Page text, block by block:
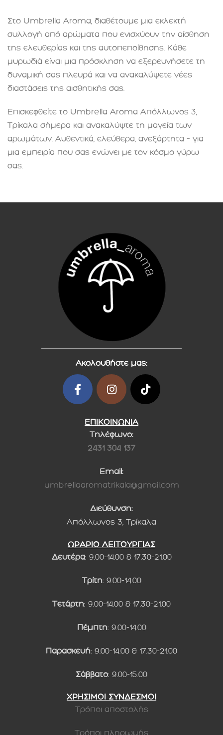
Στο Umbrella Aroma, διαθέτουμε μια εκλεκτή
συλλογή από αρώματα που ενισχύουν την αίσθηση
της ελευθερίας και της αυτοπεποίθησης. Κάθε
μυρωδιά είναι μια πρόσκληση να εξερευνήσετε τη
δυναμική σας πλευρά και να ανακαλύψετε νέες
διαστάσεις της αισθητικής σας.
Επισκεφθείτε το Umbrella Aroma Απόλλωνος 3,
Τρίκαλα σήμερα και ανακαλύψτε τη μαγεία των
αρωμάτων. Αυθεντικά, ελεύθερα, ανεξάρτητα – για
μια εμπειρία που σας ενώνει με τον κόσμο γύρω
σας.
Ακολουθήστε μας:
ΕΠΙΚΟΙΝΩΝΙΑ
Τηλέφωνο:
2431 304 137
Email:
umbrellaaromatrikala@gmail.com
Διεύθυνση:
Απόλλωνος 3, Τρίκαλα
ΩΡΑΡΙΟ ΛΕΙΤΟΥΡΓΙΑΣ
Δευτέρα: 9.00-14.00 & 17.30-21.00
Τρίτη: 9.00-14.00
Τετάρτη: 9.00-14.00 & 17.30-21.00
Πέμπτη: 9.00-14.00
Παρασκευή: 9.00-14.00 & 17.30-21.00
Σάββατο: 9.00-15.00
ΧΡΗΣΙΜΟΙ ΣΥΝΔΕΣΜΟΙ
Τρόποι αποστολής
Τρόποι πληρωμής